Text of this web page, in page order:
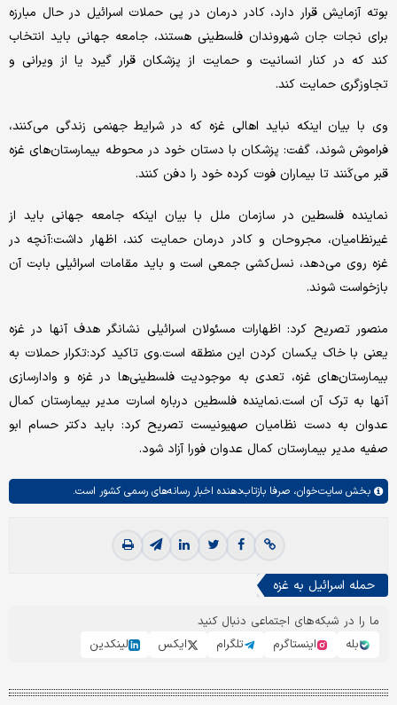
بوته آزمایش قرار دارد، کادر درمان در پی حملات اسرائیل در حال مبارزه
برای نجات جان شهروندان فلسطینی هستند، جامعه جهانی باید انتخاب
کند که در کنار انسانیت و حمایت از پزشکان قرار گیرد یا از ویرانی و
تجاوزگری حمایت کند.
وی با بیان اینکه نباید اهالی غزه که در شرایط جهنمی زندگی می‌کنند،
فراموش شوند، گفت: پزشکان با دستان خود در محوطه بیمارستان‌های غزه
قبر می‌کَنند تا بیماران فوت کرده خود را دفن کنند.
نماینده فلسطین در سازمان ملل با بیان اینکه جامعه جهانی باید از
غیرنظامیان، مجروحان و کادر درمان حمایت کند، اظهار داشت:آنچه در
غزه روی می‌دهد، نسل‌کشی جمعی است و باید مقامات اسرائیلی بابت آن
بازخواست شوند.
منصور تصریح کرد: اظهارات مسئولان اسرائیلی نشانگر هدف آنها در غزه
یعنی با خاک یکسان کردن این منطقه است.وی تاکید کرد:تکرار حملات به
بیمارستان‌های غزه، تعدی به موجودیت فلسطینی‌ها در غزه و وادارسازی
آنها به ترک آن است.نماینده فلسطین درباره اسارت مدیر بیمارستان کمال
عدوان به دست نظامیان صهیونیست تصریح کرد: باید دکتر حسام ابو
صفیه مدیر بیمارستان کمال عدوان فورا آزاد شود.
بخش سایت‌خوان، صرفا بازتاب‌دهنده اخبار رسانه‌های رسمی کشور است.
حمله اسرائیل به غزه
ما را در شبکه‌های اجتماعی دنبال کنید
بله
اینستاگرم تلگرام ایکس لینکدین